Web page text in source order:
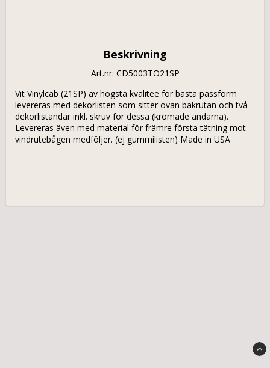
Beskrivning
Art.nr: CD5003TO21SP
Vit Vinylcab (21SP) av högsta kvalitee för bästa passform
levereras med dekorlisten som sitter ovan bakrutan och två
dekorliständar inkl. skruv för dessa (kromade ändarna).
Levereras även med material för främre första tätning mot
vindrutebågen medföljer. (ej gummilisten) Made in USA